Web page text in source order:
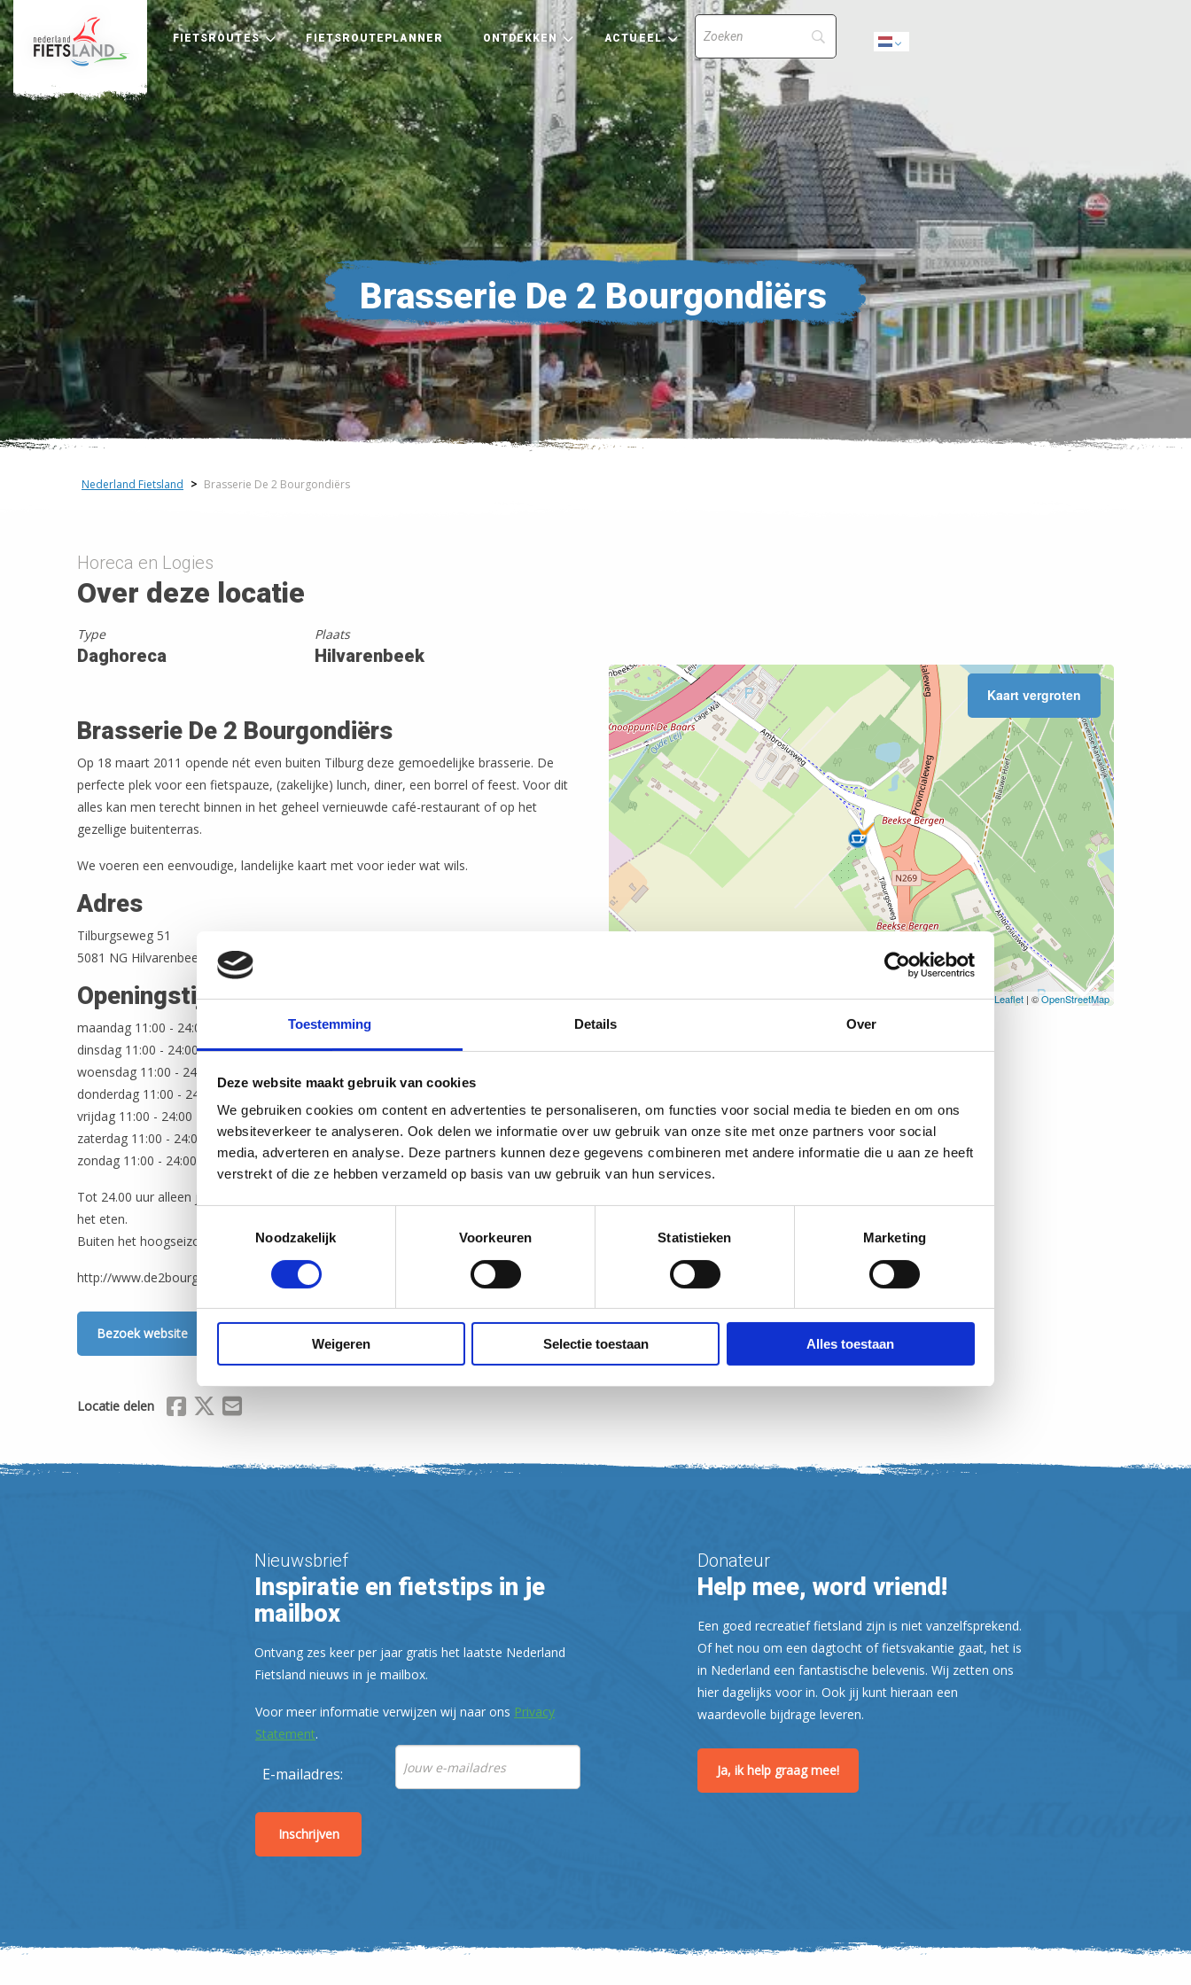
Toestemming Details Over
Deze website maakt gebruik van cookies
We gebruiken cookies om content en advertenties te personaliseren, om functies voor social media te bieden en om ons
websiteverkeer te analyseren. Ook delen we informatie over uw gebruik van onze site met onze partners voor social
media, adverteren en analyse. Deze partners kunnen deze gegevens combineren met andere informatie die u aan ze heeft
verstrekt of die ze hebben verzameld op basis van uw gebruik van hun services.
Noodzakelijk
Voorkeuren Statistieken Marketing
Weigeren Selectie toestaan Alles toestaan
FIETSROUTES FIETSROUTEPLANNER ONTDEKKEN ACTUEEL
Dutch
Brasserie De 2 Bourgondiërs
Nederland Fietsland > Brasserie De 2 Bourgondiërs
Horeca en Logies
Over deze locatie
Type
Daghoreca
Plaats
Hilvarenbeek
Brasserie De 2 Bourgondiërs
Op 18 maart 2011 opende nét even buiten Tilburg deze gemoedelijke brasserie. De
perfecte plek voor een fietspauze, (zakelijke) lunch, diner, een borrel of feest. Voor dit
alles kan men terecht binnen in het geheel vernieuwde café-restaurant of op het
gezellige buitenterras.
We voeren een eenvoudige, landelijke kaart met voor ieder wat wils.
Adres
Tilburgseweg 51
5081 NG Hilvarenbeek
Openingstijden
maandag 11:00 - 24:00
dinsdag 11:00 - 24:00
woensdag 11:00 - 24:00
donderdag 11:00 - 24:00
vrijdag 11:00 - 24:00
zaterdag 11:00 - 24:00
zondag 11:00 - 24:00
Tot 24.00 uur alleen juli en augustus. Dagelijks kunt u tot tenminste 21 uur terecht voor
het eten.
Buiten het hoogseizoen op maandag gesloten.
http://www.de2bourgondiers.nl
Bezoek website
Locatie delen Delen via Facebook
Delen via X (Twitter)
Kaart vergroten
Leaflet | ©OpenStreetMap
+
−
Nieuwsbrief
Inspiratie en fietstips in je
mailbox
Ontvang zes keer per jaar gratis het laatste Nederland
Fietsland nieuws in je mailbox.
Voor meer informatie verwijzen wij naar ons Privacy
Statement.
E-mailadres:
Donateur
Help mee, word vriend!
Een goed recreatief fietsland zijn is niet vanzelfsprekend.
Of het nou om een dagtocht of fietsvakantie gaat, het is
in Nederland een fantastische belevenis. Wij zetten ons
hier dagelijks voor in. Ook jij kunt hieraan een
waardevolle bijdrage leveren.
Ja, ik help graag mee!